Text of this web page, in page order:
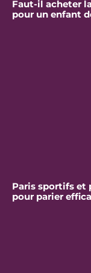
Faut-il acheter
pour un enfant
Paris sportifs et
pour parier